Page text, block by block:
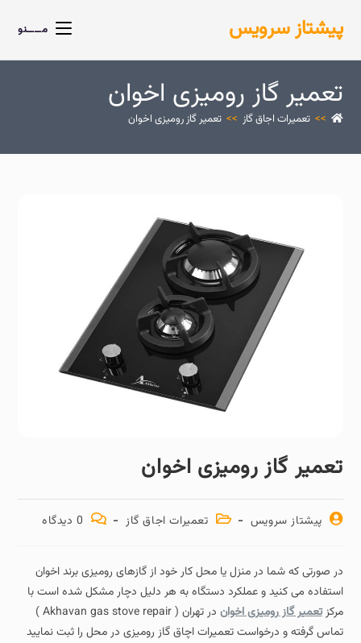
پیشتاز سرویس مــــنو
تعمیر گاز رومیزی اخوان
>> تعمیرات اجاق گاز >> تعمیر گاز رومیزی اخوان
تعمیر گاز رومیزی اخوان
پیشتاز سرویس تعمیرات اجاق گاز 0 دیدگاه
در صورتی که شما در منزل یا محل کار خود از گازهای رومیزی برند اخوان
استفاده می کنید و عملکرد دستگاه به هر دلیل دچار مشکل شده است با
مرکزتعمیر گاز رومیزی اخوان
در تهران ( Akhavan gas stove repair )
تماس گرفته و درخواست تعمیرات اچاق گاز رومیزی در محل را ثبت نمایید